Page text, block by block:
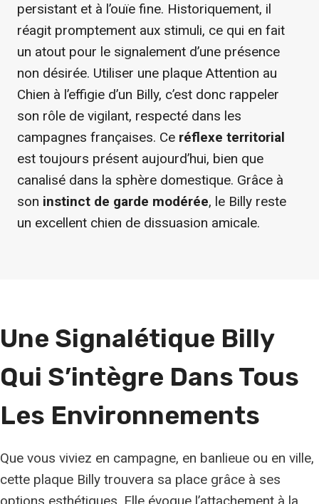
persistant et à l’ouïe fine. Historiquement, il
réagit promptement aux stimuli, ce qui en fait
un atout pour le signalement d’une présence
non désirée. Utiliser une plaque Attention au
Chien à l’effigie d’un Billy, c’est donc rappeler
son rôle de vigilant, respecté dans les
campagnes françaises. Ce réflexe territorial
est toujours présent aujourd’hui, bien que
canalisé dans la sphère domestique. Grâce à
son instinct de garde modérée, le Billy reste
un excellent chien de dissuasion amicale.
Une Signalétique Billy
Qui S’intègre Dans Tous
Les Environnements
Que vous viviez en campagne, en banlieue ou en ville,
cette plaque Billy trouvera sa place grâce à ses